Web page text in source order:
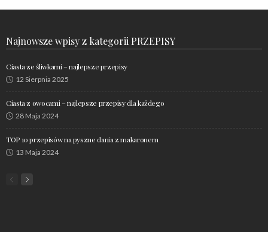
Najnowsze wpisy z kategorii PRZEPISY
Ciasta ze śliwkami – najlepsze przepisy
12 Sierpnia 2025
Ciasta z owocami – najlepsze przepisy dla każdego
28 Maja 2024
TOP 10 przepisów na pyszne dania z makaronem
13 Maja 2024